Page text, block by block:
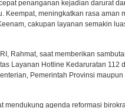
penanganan kejadian darurat
Keempat, meningkatkan rasa aman
cakupan layanan semakin
Rahmat, saat memberikan
Layanan Hotline Kedaruratan 112
Pemerintah Provinsi
mendukung agenda reformasi